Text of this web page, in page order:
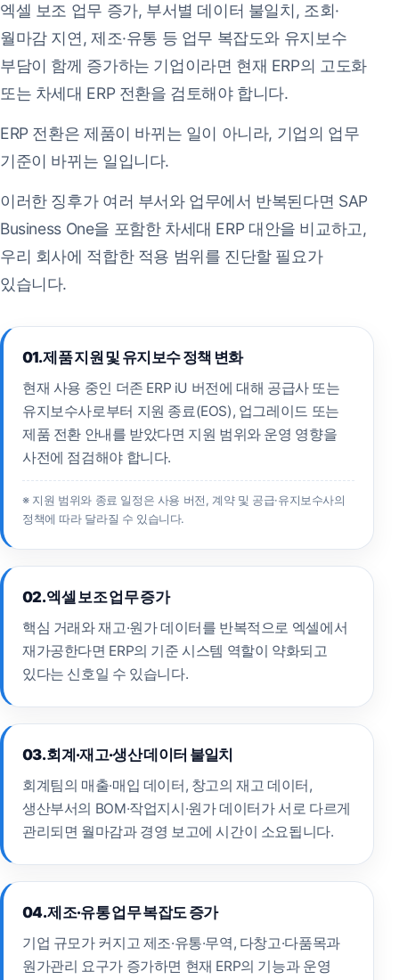
엑셀 보조 업무 증가, 부서별 데이터 불일치, 조회·
월마감 지연, 제조·유통 등 업무 복잡도와 유지보수
부담이 함께 증가하는 기업이라면 현재 ERP의 고도화
또는 차세대 ERP 전환을 검토해야 합니다.
ERP 전환은 제품이 바뀌는 일이 아니라, 기업의 업무
기준이 바뀌는 일입니다.
이러한 징후가 여러 부서와 업무에서 반복된다면 SAP
Business One을 포함한 차세대 ERP 대안을 비교하고,
우리 회사에 적합한 적용 범위를 진단할 필요가
있습니다.
01. 제품 지원 및 유지보수 정책 변화
현재 사용 중인 더존 ERP iU 버전에 대해 공급사 또는
유지보수사로부터 지원 종료(EOS), 업그레이드 또는
제품 전환 안내를 받았다면 지원 범위와 운영 영향을
사전에 점검해야 합니다.
※ 지원 범위와 종료 일정은 사용 버전, 계약 및 공급·유지보수사의
정책에 따라 달라질 수 있습니다.
02. 엑셀 보조 업무 증가
핵심 거래와 재고·원가 데이터를 반복적으로 엑셀에서
재가공한다면 ERP의 기준 시스템 역할이 약화되고
있다는 신호일 수 있습니다.
03. 회계·재고·생산 데이터 불일치
회계팀의 매출·매입 데이터, 창고의 재고 데이터,
생산부서의 BOM·작업지시·원가 데이터가 서로 다르게
관리되면 월마감과 경영 보고에 시간이 소요됩니다.
04. 제조·유통 업무 복잡도 증가
기업 규모가 커지고 제조·유통·무역, 다창고·다품목과
원가관리 요구가 증가하면 현재 ERP의 기능과 운영